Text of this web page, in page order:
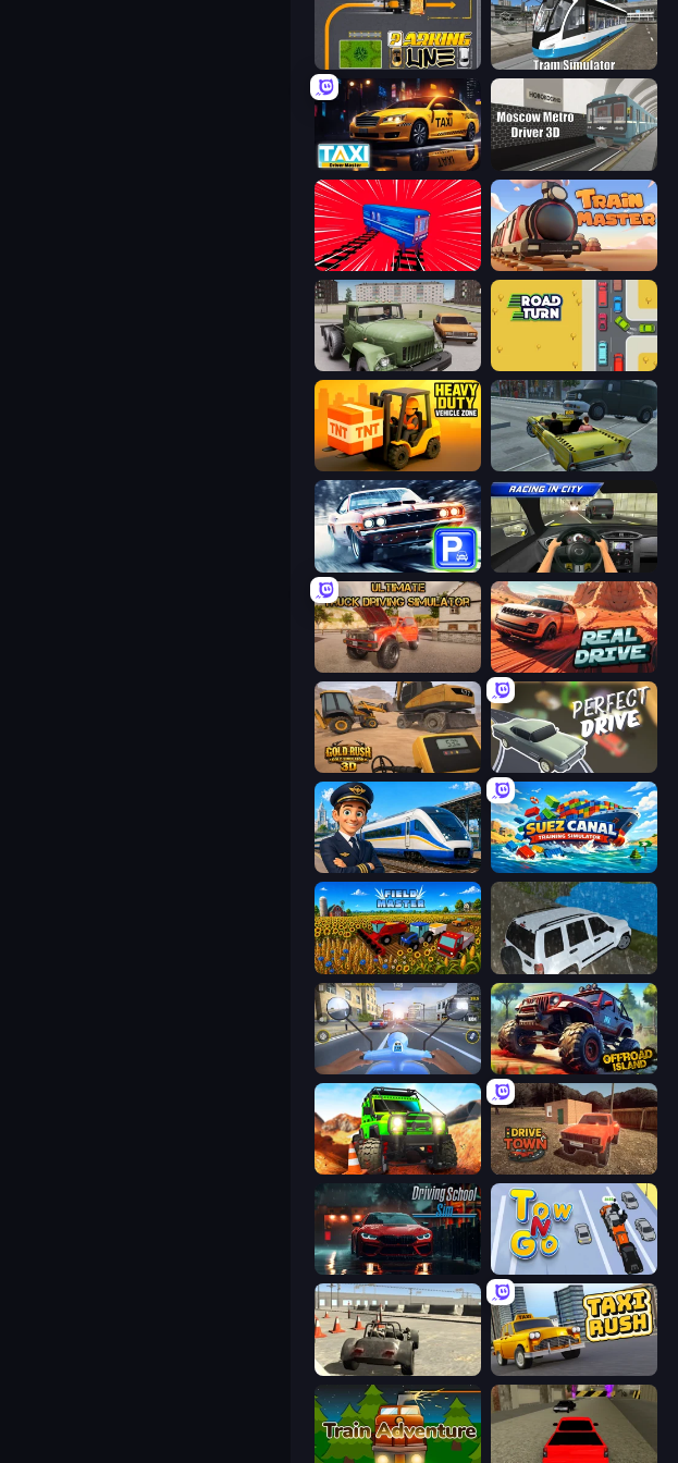
Parking Line Tram Simulator
Taxi Driver: Master
Train Drift Train Master
Truck Driver Easy Road
Freak Taxi Simulator
Real Car Parking Racing in City
Ultimate Truck Driving Simulator 2020 Real Drive 3D Parking Games
Gold Rush: Gold Simulator 3D Perfect Drive
Idle Train Empire Tycoon Suez Canal Training Simulator
Field Master Offroad Prado Mountain Hill Climbing
Moto Racing Club Offroad Island
Offroad Life 3D DriveTown
Driving School Simulator Tow N Go
Free Rally Taxi Rush